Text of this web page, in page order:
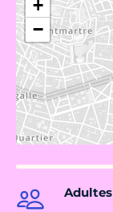
+
−
Adultes